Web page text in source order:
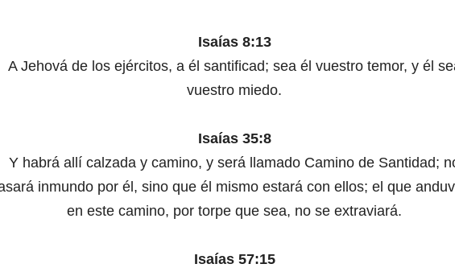
Isaías 8:13
A Jehová de los ejércitos, a él santificad; sea él vuestro temor, y él
vuestro miedo.
Isaías 35:8
Y habrá allí calzada y camino, y será llamado Camino de Santidad;
inmundo por él, sino que él mismo estará con ellos; el que
en este camino, por torpe que sea, no se extraviará.
Isaías 57:15